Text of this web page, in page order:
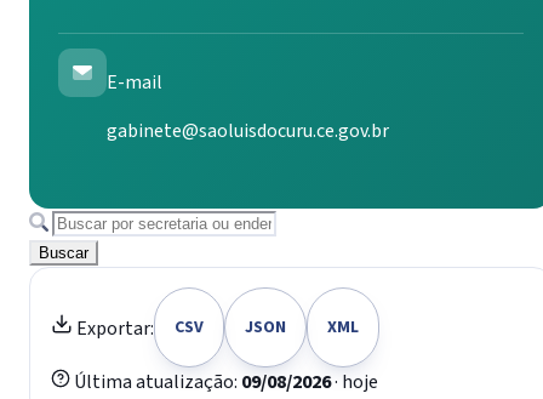
E-mail
gabinete@saoluisdocuru.ce.gov.br
Buscar
Exportar: CSV JSON XML
Última atualização: 09/08/2026· hoje